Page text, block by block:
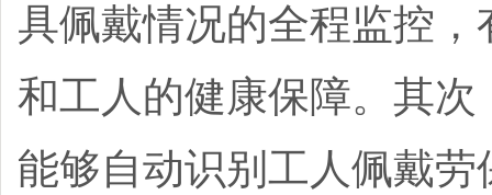
具佩戴情况的全程监控
和工人的健康保障。其
能够自动识别工人佩戴